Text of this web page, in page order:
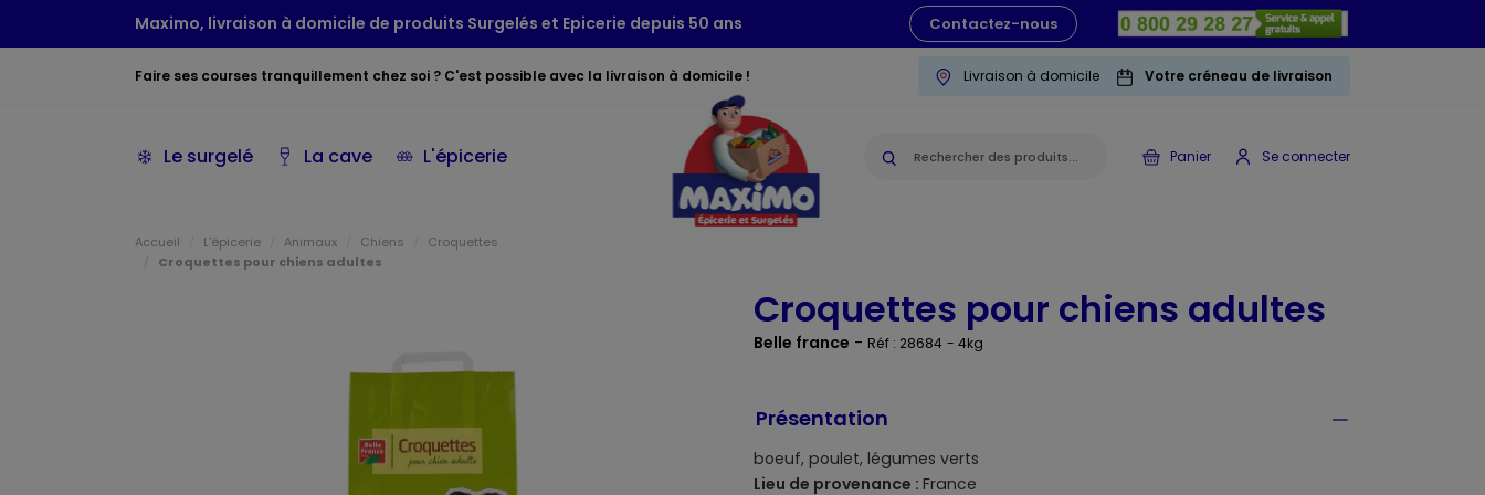
Maximo, livraison à domicile de produits Surgelés et Epicerie depuis 50 ans Contactez-nous
Faire ses courses tranquillement chez soi ? C'est possible avec la livraison à domicile ! Livraison à domicile Votre créneau de livraison
Le surgelé La cave L'épicerie Panier Se connecter
Accueil L'épicerie Animaux Chiens
Croquettes
Croquettes pour chiens adultes
Croquettes pour chiens adultes
Belle france - Réf : 28684 - 4kg
Présentation
boeuf, poulet, légumes verts
Lieu de provenance : France